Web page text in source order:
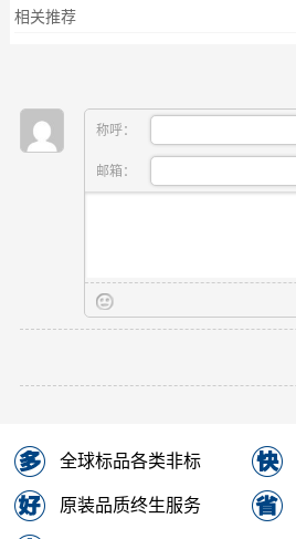
相关推荐
称呼：
邮箱：
全球标品各类非标
原装品质终生服务